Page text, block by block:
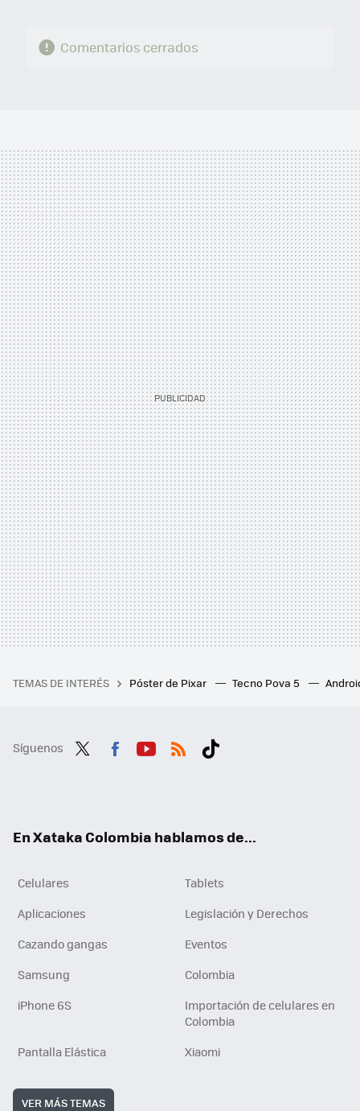
Comentarios cerrados
TEMAS DE INTERÉS Póster de Pixar Tecno Pova 5
Síguenos
En Xataka Colombia hablamos de...
Celulares
Tablets
Aplicaciones
Legislación y Derechos
Cazando gangas
Eventos
Samsung
Colombia
iPhone 6S
Importación de celulares en
Colombia
Pantalla Elástica
Xiaomi
VER MÁS TEMAS